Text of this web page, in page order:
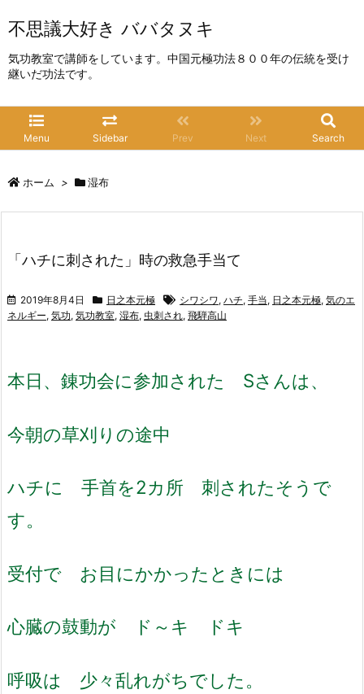
不思議大好き ババタヌキ
気功教室で講師をしています。中国元極功法８００年の伝統を受け
継いだ功法です。
Menu Sidebar Prev Next Search
ホーム > 湿布
「ハチに刺された」時の救急手当て
2019年8月4日 日之本元極 シワシワ, ハチ, 手当, 日之本元極, 気のエ
ネルギー, 気功, 気功教室, 湿布, 虫刺され, 飛騨高山
本日、錬功会に参加された Sさんは、
今朝の草刈りの途中
ハチに 手首を2カ所 刺されたそうで
す。
受付で お目にかかったときには
心臓の鼓動が ド～キ ドキ
呼吸は 少々乱れがちでした。